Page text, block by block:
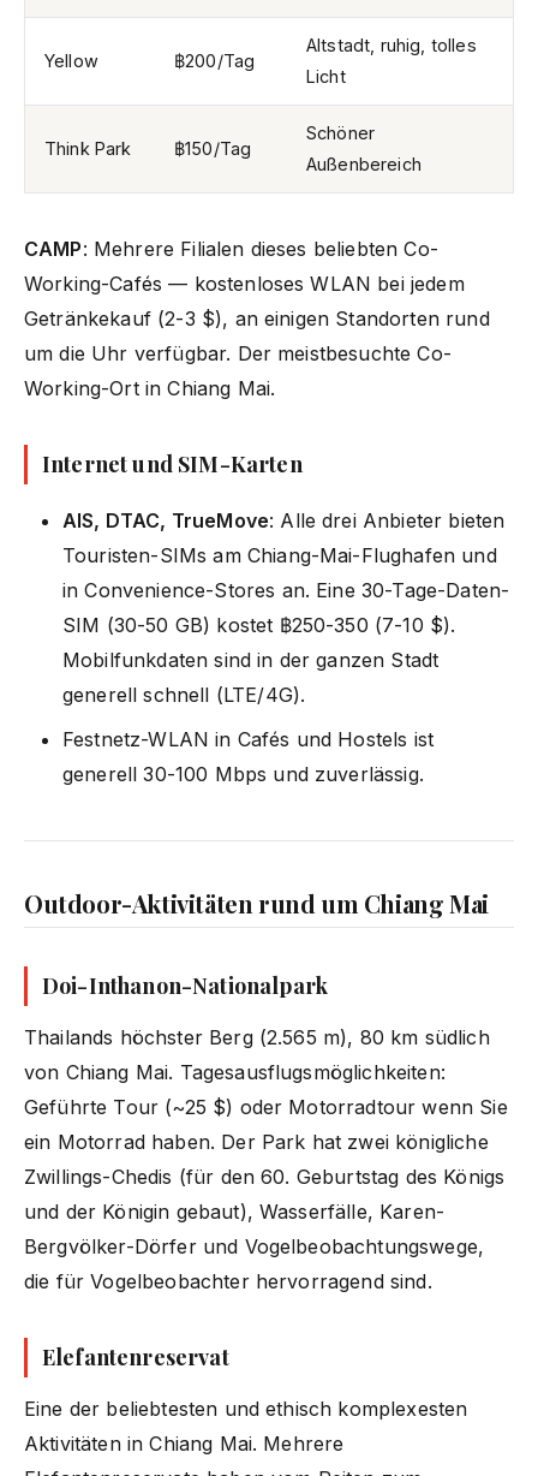
Yellow ฿200/Tag
Altstadt, ruhig, tolles
Licht
Think Park ฿150/Tag
Schöner
Außenbereich
CAMP: Mehrere Filialen dieses beliebten Co-
Working-Cafés — kostenloses WLAN bei jedem
Getränkekauf (2-3 $), an einigen Standorten rund
um die Uhr verfügbar. Der meistbesuchte Co-
Working-Ort in Chiang Mai.
Internet und SIM-Karten
AIS, DTAC, TrueMove: Alle drei Anbieter bieten
Touristen-SIMs am Chiang-Mai-Flughafen und
in Convenience-Stores an. Eine 30-Tage-Daten-
SIM (30-50 GB) kostet ฿250-350 (7-10 $).
Mobilfunkdaten sind in der ganzen Stadt
generell schnell (LTE/4G).
Festnetz-WLAN in Cafés und Hostels ist
generell 30-100 Mbps und zuverlässig.
Outdoor-Aktivitäten rund um Chiang Mai
Doi-Inthanon-Nationalpark
Thailands höchster Berg (2.565 m), 80 km südlich
von Chiang Mai. Tagesausflugsmöglichkeiten:
Geführte Tour (~25 $) oder Motorradtour wenn Sie
ein Motorrad haben. Der Park hat zwei königliche
Zwillings-Chedis (für den 60. Geburtstag des Königs
und der Königin gebaut), Wasserfälle, Karen-
Bergvölker-Dörfer und Vogelbeobachtungswege,
die für Vogelbeobachter hervorragend sind.
Elefantenreservat
Eine der beliebtesten und ethisch komplexesten
Aktivitäten in Chiang Mai. Mehrere